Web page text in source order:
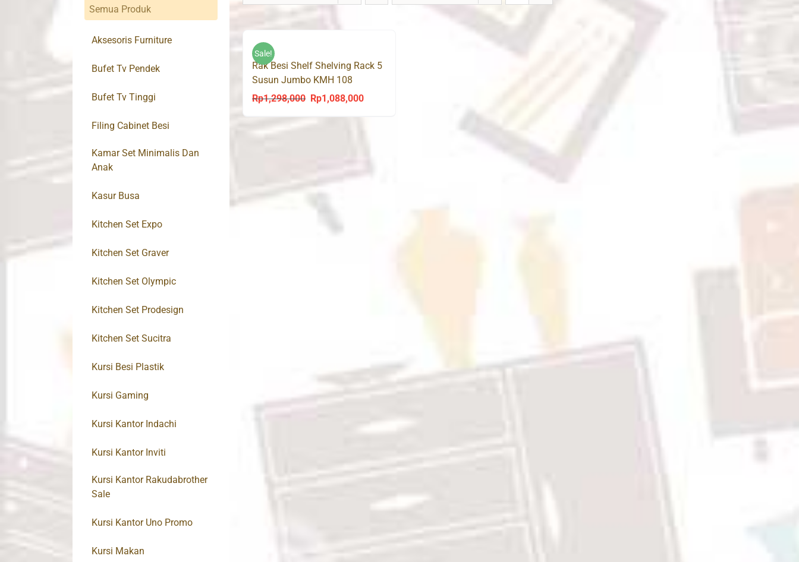
Sale!
Rak Besi Shelf Shelving Rack 5
Susun Jumbo KMH 108
Rp1,298,000
Original
Rp1,088,000Current
Semua Produk
Aksesoris Furniture
Bufet Tv Pendek
Bufet Tv Tinggi
Filing Cabinet Besi
Kamar Set Minimalis Dan
Anak
Kasur Busa
Kitchen Set Expo
Kitchen Set Graver
Kitchen Set Olympic
Kitchen Set Prodesign
Kitchen Set Sucitra
Kursi Besi Plastik
Kursi Gaming
Kursi Kantor Indachi
Kursi Kantor Inviti
Kursi Kantor Rakudabrother
Sale
Kursi Kantor Uno Promo
Kursi Makan